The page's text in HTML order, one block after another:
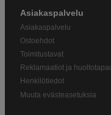
Asiakaspalvelu
Asiakaspalvelu
Ostoehdot
Toimitustavat
Reklamaatiot ja
Henkilötiedot
Muuta evästeasetuksia